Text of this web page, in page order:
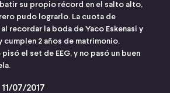
su propio récord en el salto alto,
pudo lograrlo. La cuota de
recordar la boda de Yaco Eskenasi y
cumplen 2 años de matrimonio.
el set de EEG, y no pasó un buen
11/07/2017